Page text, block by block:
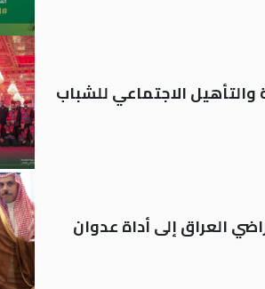
الاجتماعي للشباب
العراق إلى أداة عدوان